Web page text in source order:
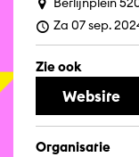
Za 07 sep.
Zie ook
Website
Organisatie